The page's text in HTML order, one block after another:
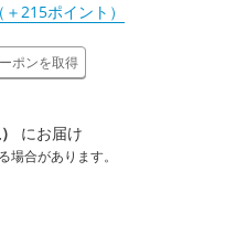
215ポイント）
ポンを取得
にお届け
合があります。